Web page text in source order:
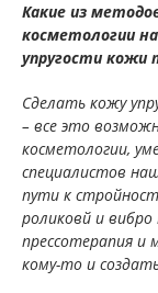
Какие из
косметологии
упругости кожи
Сделать кожу
– все это
косметологии,
специалистов
пути к
роликовй и
прессотерапия и
кому-то и